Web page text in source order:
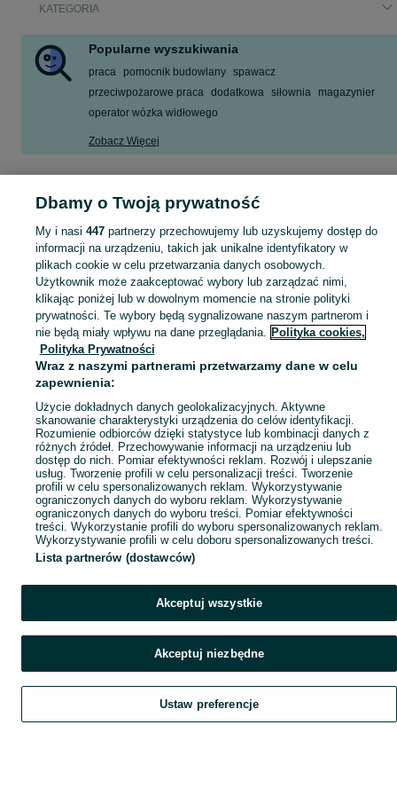
KATEGORIA
Popularne wyszukiwania
praca pomocnik budowlany spawacz
przeciwpożarowe praca dodatkowa siłownia
magazynier
operator wózka widłowego
Zobacz Więcej
Mapa kategorii
Mapa miejscowości
Mapa ministron
Popularne wyszukiwania
Szukaj Obserwujesz Dodaj Czat Konto
Dbamy o Twoją prywatność
My i nasi 447partnerzy przechowujemy lub uzyskujemy dostęp do
informacji na urządzeniu, takich jak unikalne identyfikatory w
plikach cookie w celu przetwarzania danych osobowych.
Użytkownik może zaakceptować wybory lub zarządzać nimi,
klikając poniżej lub w dowolnym momencie na stronie polityki
prywatności. Te wybory będą sygnalizowane naszym partnerom i
nie będą miały wpływu na dane przeglądania. Polityka cookies,
Polityka Prywatności
Wraz z naszymi partnerami przetwarzamy dane w celu
zapewnienia:
Użycie dokładnych danych geolokalizacyjnych. Aktywne
skanowanie charakterystyki urządzenia do celów identyfikacji.
Rozumienie odbiorców dzięki statystyce lub kombinacji danych z
różnych źródeł. Przechowywanie informacji na urządzeniu lub
dostęp do nich. Pomiar efektywności reklam. Rozwój i ulepszanie
usług. Tworzenie profili w celu personalizacji treści. Tworzenie
profili w celu spersonalizowanych reklam. Wykorzystywanie
ograniczonych danych do wyboru reklam. Wykorzystywanie
ograniczonych danych do wyboru treści. Pomiar efektywności
treści. Wykorzystanie profili do wyboru spersonalizowanych reklam.
Wykorzystywanie profili w celu doboru spersonalizowanych treści.
Lista partnerów (dostawców)
Akceptuj wszystkie
Akceptuj niezbędne
Ustaw preferencje